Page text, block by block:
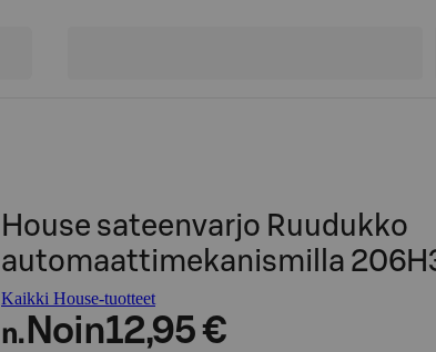
House sateenvarjo Ruudukko
automaattimekanismilla
Kaikki House-tuotteet
n. Noin12,95 €